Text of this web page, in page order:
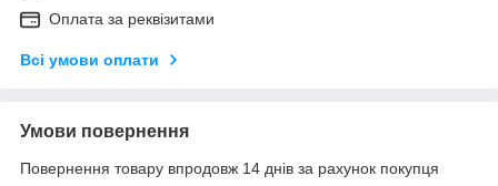
Оплата за реквізитами
Всі умови оплати
Умови повернення
Повернення товару впродовж 14 днів за рахунок покупця